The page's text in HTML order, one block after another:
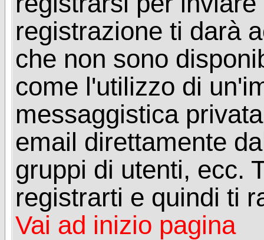
registrazione ti darà
che non sono
come l'utilizzo di
messaggistica
email direttamente
gruppi di utenti, ecc.
registrarti e quindi ti
Vai ad inizio pagina